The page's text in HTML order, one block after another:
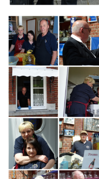
Branding
ARMCHAIR